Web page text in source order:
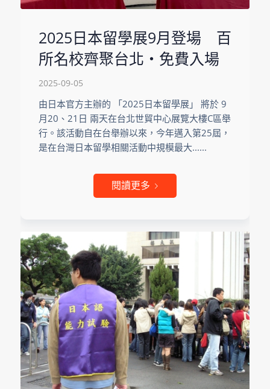
2025日本留學展9月登場 百
所名校齊聚台北・免費入場
2025-09-05
由日本官方主辦的 「2025日本留學展」 將於 9
月20、21日 兩天在台北世貿中心展覽大樓C區舉
行。該活動自在台舉辦以來，今年邁入第25屆，
是在台灣日本留學相關活動中規模最大......
閱讀更多